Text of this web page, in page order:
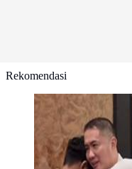
Rekomendasi